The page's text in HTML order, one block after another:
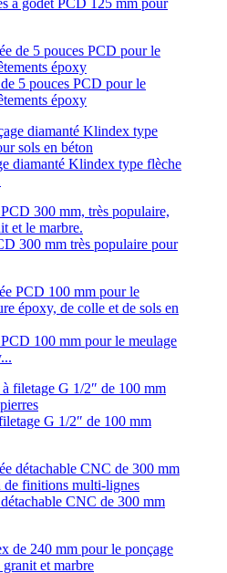
à godet PCD 125 mm pour
5 pouces PCD pour le
époxy
diamanté Klindex type flèche
300 mm très populaire pour
100 mm pour le meulage
G 1/2″ de 100 mm
CNC de 300 mm